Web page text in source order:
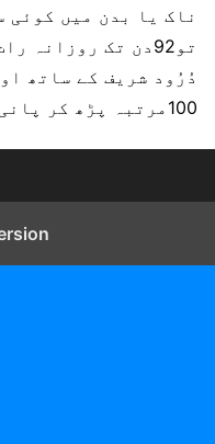
ناک یا بدن میں کوئی
تو92دن تک
دُرُود شریف کے ساتھ
100مرتبہ پڑھ کر پانی پر دم کر کے پی لیجئے۔